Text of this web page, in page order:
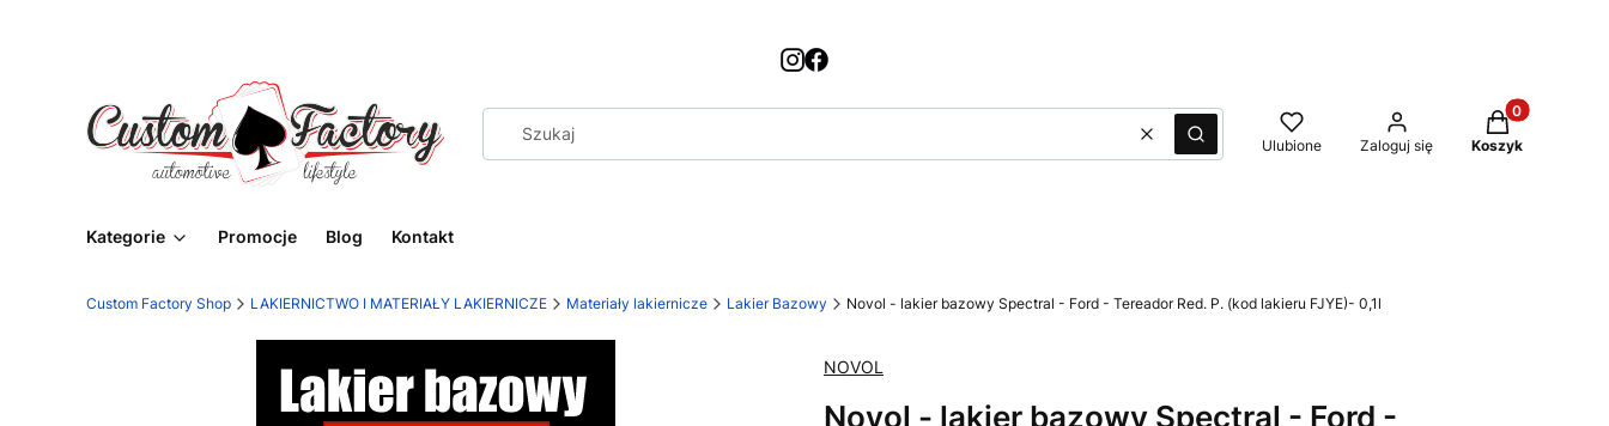
WyczyśćSzukaj Ulubione Zaloguj się
Produkty w
Koszyk
Kategorie Promocje Blog Kontakt
Custom Factory Shop LAKIERNICTWO I MATERIAŁY LAKIERNICZE Materiały lakiernicze Lakier Bazowy Novol - lakier bazowy Spectral - Ford - Tereador Red. P. (kod lakieru FJYE)- 0,1l
NOVOL
Novol - lakier bazowy Spectral - Ford -